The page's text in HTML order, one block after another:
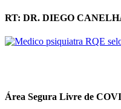
RT: DR. DIEGO
Área Segura Livre de